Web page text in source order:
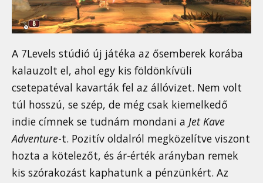
A 7Levels stúdió új játéka az ősemberek korába
kalauzolt el, ahol egy kis földönkívüli
csetepatéval kavarták fel az állóvizet. Nem volt
túl hosszú, se szép, de még csak kiemelkedő
indie címnek se tudnám mondani a Jet Kave
Adventure-t. Pozitív oldalról megközelítve viszont
hozta a kötelezőt, és ár-érték arányban remek
kis szórakozást kaphatunk a pénzünkért. Az